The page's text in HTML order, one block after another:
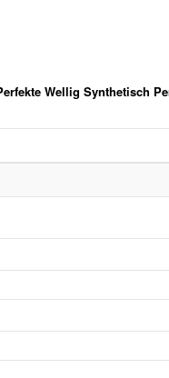
Wellig Synthetisch